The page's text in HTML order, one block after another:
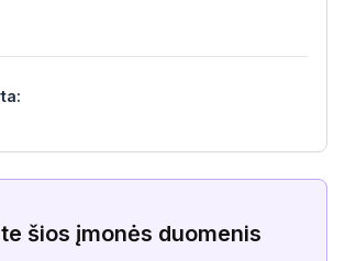
šios įmonės duomenis